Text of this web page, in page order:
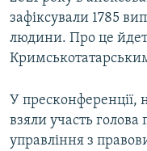
Усі сайти RFE/RL
зафіксували 1785
людини. Про це
У пресконференції,
взяли участь
управління з